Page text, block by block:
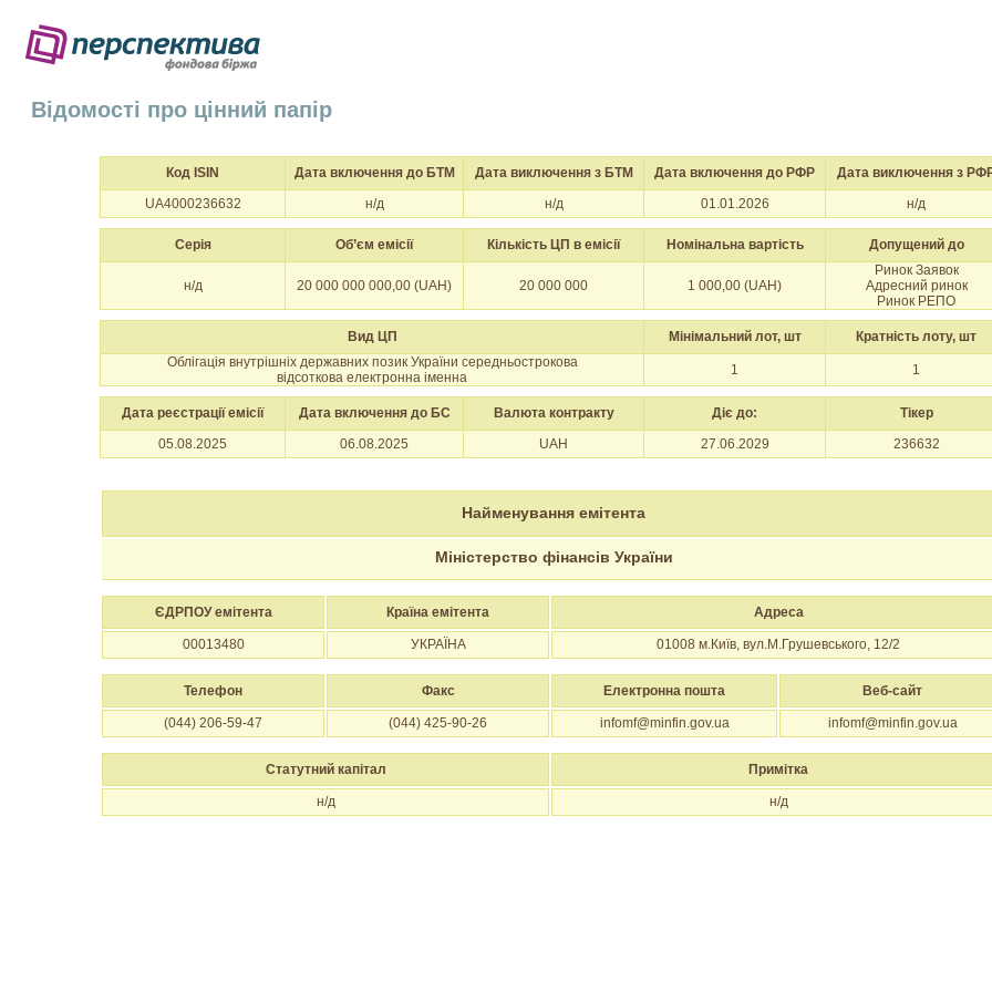
Відомості про цінний папір
Код ISIN Дата включення до БТМ Дата виключення з БТМ Дата включення до РФР
Дата виключення з
UA4000236632
н/д н/д 01.01.2026 н/д
Серія Об’єм емісії Кількість ЦП в емісії Номінальна вартість Допущений до
н/д 20 000 000 000,00 (UAH) 20 000 000 1 000,00 (UAH)
Ринок Заявок
Адресний ринок
Ринок РЕПО
Вид ЦП Мінімальний лот, шт
Кратність лоту, шт
Облігація внутрішніх державних позик України середньострокова
відсоткова електронна іменна
1 1
Дата реєстрації емісії Дата включення до БС Валюта контракту Діє до:
Тікер
05.08.2025
06.08.2025 UAH 27.06.2029 236632
Найменування емітента
Міністерство фінансів України
ЄДРПОУ емітента Країна емітента Адреса
00013480 УКРАЇНА 01008 м.Київ, вул.М.Грушевського, 12/2
Телефон Факс Електронна пошта Веб-сайт
(044) 206-59-47 (044) 425-90-26 infomf@minfin.gov.ua infomf@minfin.gov.ua
Статутний капітал Примітка
н/д н/д